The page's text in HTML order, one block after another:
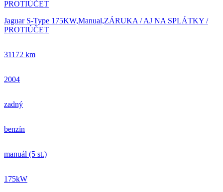
Jaguar S-Type 175KW,Manual,ZÁRUKA / AJ NA SPLÁTKY /
PROTIÚČET
31172 km
2004
zadný
benzín
manuál (5 st.)
175kW